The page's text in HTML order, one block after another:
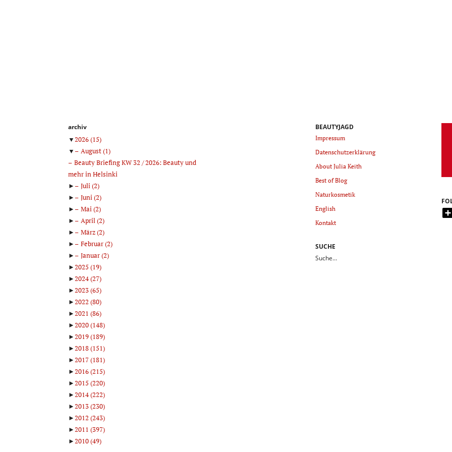
archiv
▼2026(15)
▼
August(1)
Beauty Briefing KW 32 / 2026: Beauty und
mehr in Helsinki
►
Juli(2)
►
Juni(2)
►
Mai(2)
►
April(2)
►
März(2)
►
Februar(2)
►
Januar(2)
►2025 (19)
►2024(27)
►2023(65)
►2022 (80)
►2021 (86)
►2020(148)
►2019(189)
►2018(151)
►2017(181)
►2016(215)
►2015 (220)
►2014(222)
►2013(230)
►2012 (243)
►2011 (397)
►2010(49)
BEAUTYJAGD
Impressum
Datenschutzerklärung
About Julia Keith
Best of Blog
Naturkosmetik
English
Kontakt
SUCHE